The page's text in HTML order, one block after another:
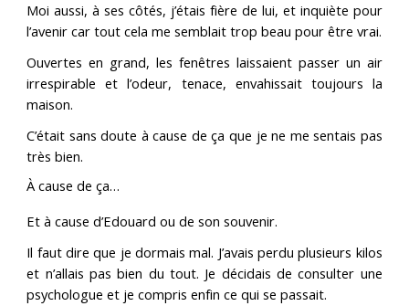
Moi aussi, à ses côtés, j’étais fière de lui, et inquiète pour
l’avenir car tout cela me semblait trop beau pour être vrai.
Ouvertes en grand, les fenêtres laissaient passer un air
irrespirable et l’odeur, tenace, envahissait toujours la
maison.
C’était sans doute à cause de ça que je ne me sentais pas
très bien.
À cause de ça…
Et à cause d’Edouard ou de son souvenir.
Il faut dire que je dormais mal. J’avais perdu plusieurs kilos
et n’allais pas bien du tout. Je décidais de consulter une
psychologue et je compris enfin ce qui se passait.